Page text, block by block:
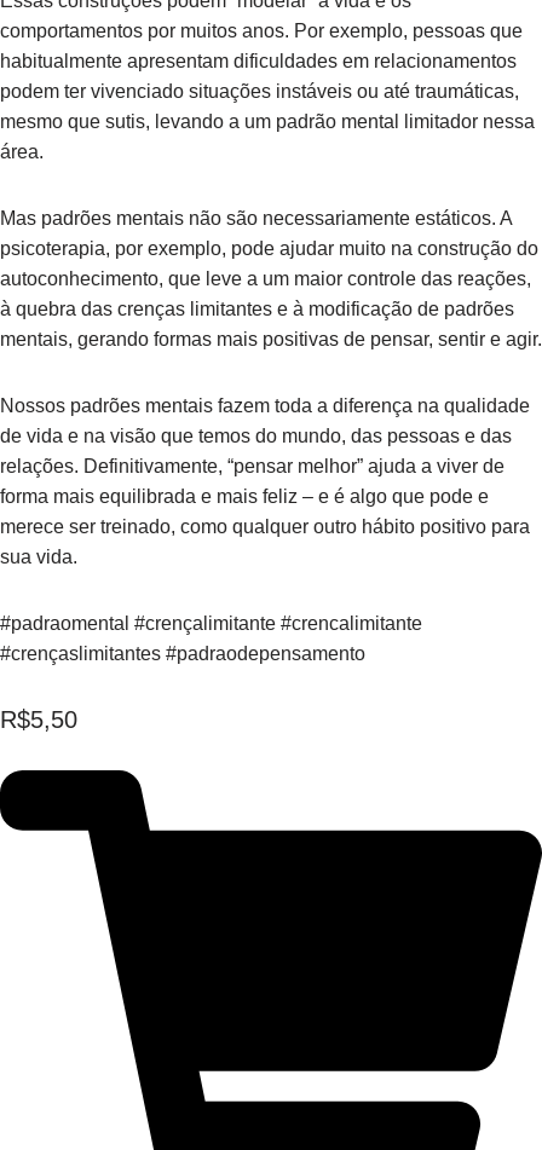
comportamentos por muitos anos. Por exemplo, pessoas que
habitualmente apresentam dificuldades em relacionamentos
podem ter vivenciado situações instáveis ou até traumáticas,
mesmo que sutis, levando a um padrão mental limitador nessa
área.
Mas padrões mentais não são necessariamente estáticos. A
psicoterapia, por exemplo, pode ajudar muito na construção do
autoconhecimento, que leve a um maior controle das reações,
à quebra das crenças limitantes e à modificação de padrões
mentais, gerando formas mais positivas de pensar, sentir e agir.
Nossos padrões mentais fazem toda a diferença na qualidade
de vida e na visão que temos do mundo, das pessoas e das
relações. Definitivamente, “pensar melhor” ajuda a viver de
forma mais equilibrada e mais feliz – e é algo que pode e
merece ser treinado, como qualquer outro hábito positivo para
sua vida.
#padraomental #crençalimitante #crencalimitante
#crençaslimitantes #padraodepensamento
R$5,50